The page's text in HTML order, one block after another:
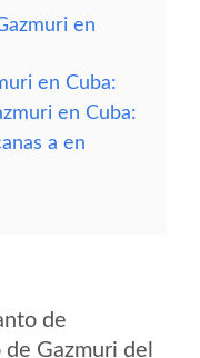
en
en Cuba:
en Cuba:
a en
de
Gazmuri del